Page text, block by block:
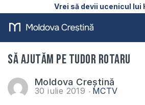
Vrei să devii ucenicul lui
Să ajutăm pe Tudor Rotaru
Moldova Creștină
30 iulie 2019 MCTV